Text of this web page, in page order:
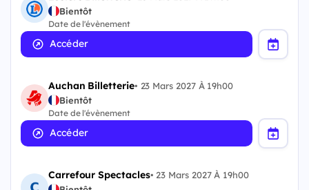
Bientôt
Date de l'évènement
Accéder
Auchan Billetterie• 23 Mars 2027 À 19h00
Bientôt
Date de l'évènement
Accéder
Carrefour Spectacles• 23 Mars 2027 À 19h00